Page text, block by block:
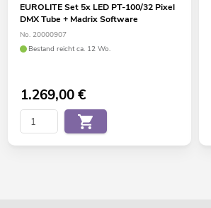
EUROLITE Set 5x LED PT-100/32 Pixel
DMX Tube + Madrix Software
No. 20000907
Bestand reicht ca. 12 Wo.
1.269,00€